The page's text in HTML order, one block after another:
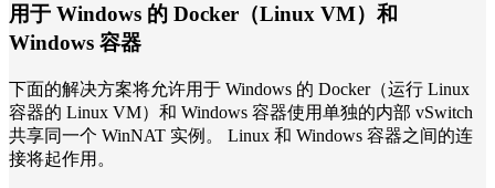
用于 Windows 的 Docker（Linux VM）和
Windows 容器
下面的解决方案将允许用于 Windows 的 Docker（运行 Linux
容器的 Linux VM）和 Windows 容器使用单独的内部 vSwitch
共享同一个 WinNAT 实例。 Linux 和 Windows 容器之间的连
接将起作用。